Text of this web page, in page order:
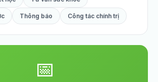
Thông báo Công tác chính trị
📅